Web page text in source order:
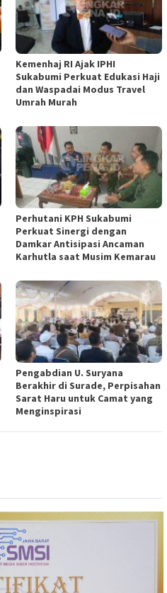
Kemenhaj RI Ajak IPHI
Sukabumi Perkuat Edukasi Haji
dan Waspadai Modus Travel
Umrah Murah
Perhutani KPH Sukabumi
Perkuat Sinergi dengan
Damkar Antisipasi Ancaman
Karhutla saat Musim Kemarau
Pengabdian U. Suryana
Berakhir di Surade, Perpisahan
Sarat Haru untuk Camat yang
Menginspirasi